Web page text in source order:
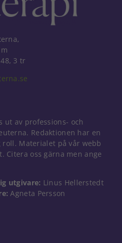
3 tr
ut av professions- och
Redaktionen har en
Materialet på vår webb
Citera oss gärna men ange
utgivare: Linus Hellerstedt
Agneta Persson
Nödvändiga